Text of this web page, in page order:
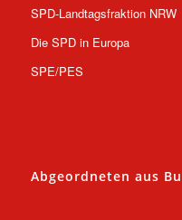
SPD-Landtagsfraktion NRW
Die SPD in Europa
SPE/PES
Abgeordneten aus